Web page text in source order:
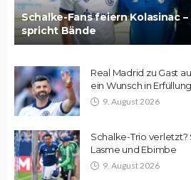
Schalke-Fans feiern Kolasinac
spricht Bände
Real Madrid zu Gast
ein Wunsch in Erfüllung
9. August 2026
Schalke-Trio verletzt?
Lasme und Ebimbe
9. August 2026